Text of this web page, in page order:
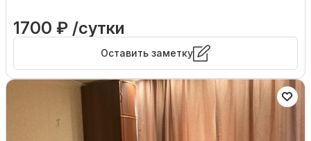
1700 ₽ /сутки
Оставить заметку